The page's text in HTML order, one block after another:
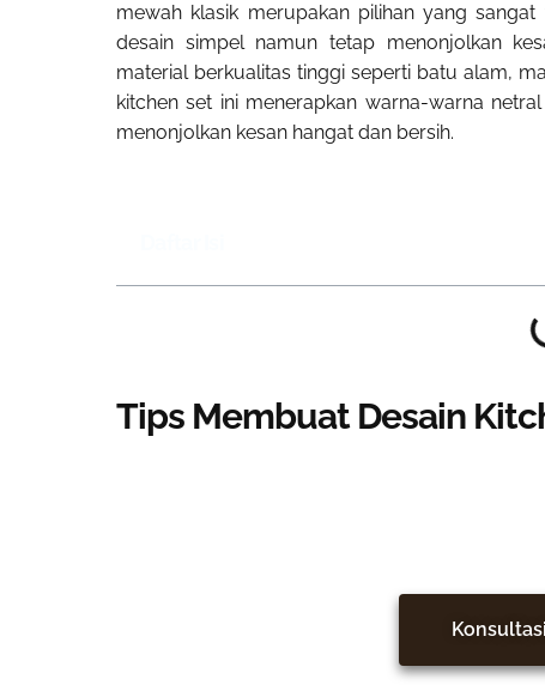
mewah klasik merupakan pilihan yang
desain simpel namun tetap menonjolkan
material berkualitas tinggi seperti batu alam,
kitchen set ini menerapkan warna-warna
menonjolkan kesan hangat dan bersih.
Tips Membuat Desain